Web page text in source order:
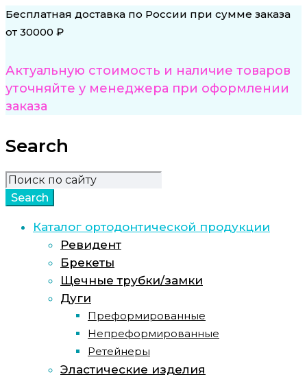
Бесплатная доставка по России при сумме заказа
от 30000 ₽
Актуальную стоимость и наличие товаров
уточняйте у менеджера при оформлении
заказа
Search
Каталог ортодонтической продукции
Ревидент
Брекеты
Щечные трубки/замки
Дуги
Преформированные
Непреформированные
Ретейнеры
Эластические изделия